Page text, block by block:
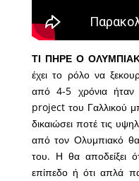
ΤΙ ΠΗΡΕ Ο
έχει το ρόλο να
από 4-5 χρόνια ήταν
project του Γαλλικού
δικαιώσει ποτέ τις
από τον Ολυμπιακό θα
του. Η θα αποδείξει
επίπεδο ή ότι απλά